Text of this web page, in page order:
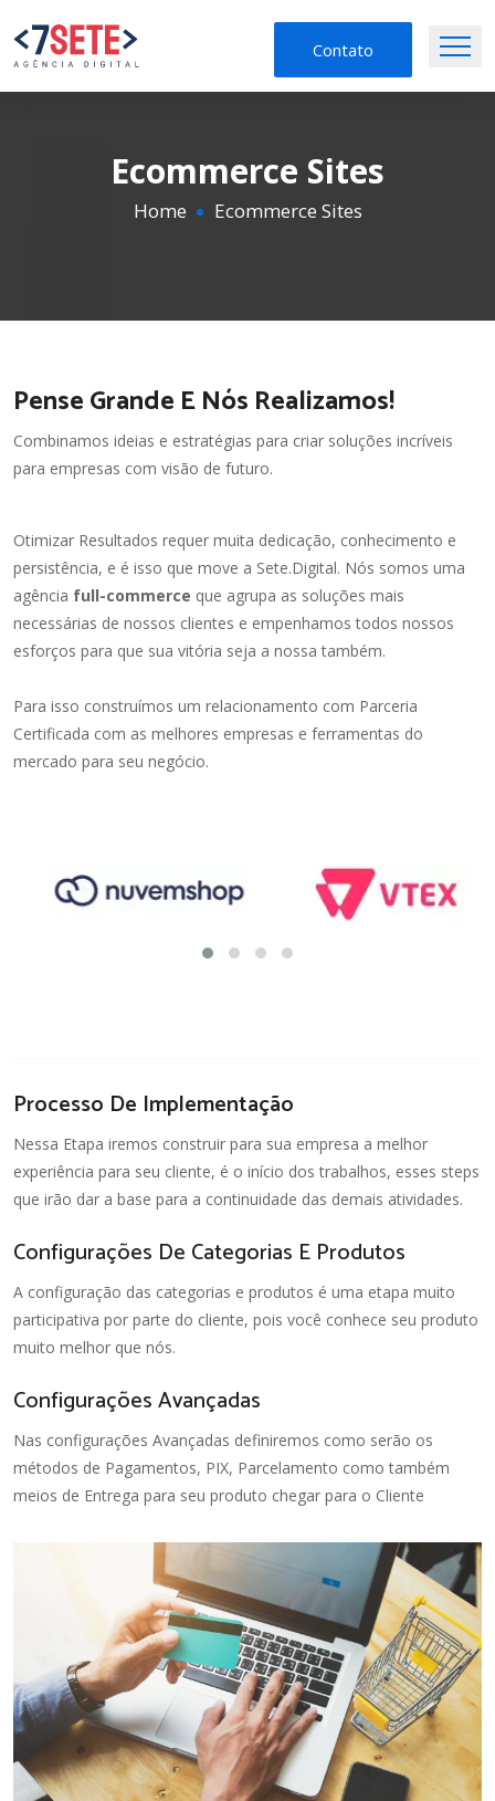
Contato
Ecommerce Sites
Home Ecommerce Sites
Pense Grande E Nós Realizamos!
Combinamos ideias e estratégias para criar soluções incríveis
para empresas com visão de futuro.
Otimizar Resultados requer muita dedicação, conhecimento e
persistência, e é isso que move a Sete.Digital. Nós somos uma
agência full-commerce que agrupa as soluções mais
necessárias de nossos clientes e empenhamos todos nossos
esforços para que sua vitória seja a nossa também.
Para isso construímos um relacionamento com Parceria
Certificada com as melhores empresas e ferramentas do
mercado para seu negócio.
Processo De Implementação
Nessa Etapa iremos construir para sua empresa a melhor
experiência para seu cliente, é o início dos trabalhos, esses steps
que irão dar a base para a continuidade das demais atividades.
Configurações De Categorias E Produtos
A configuração das categorias e produtos é uma etapa muito
participativa por parte do cliente, pois você conhece seu produto
muito melhor que nós.
Configurações Avançadas
Nas configurações Avançadas definiremos como serão os
métodos de Pagamentos, PIX, Parcelamento como também
meios de Entrega para seu produto chegar para o Cliente